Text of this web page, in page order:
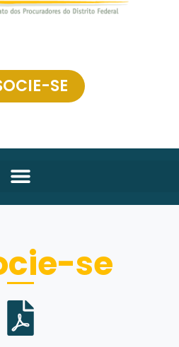
SE
se